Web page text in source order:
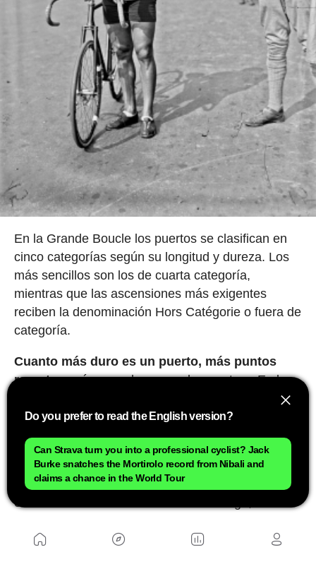
En la Grande Boucle los puertos se clasifican en
cinco categorías según su longitud y dureza. Los
más sencillos son los de cuarta categoría,
mientras que las ascensiones más exigentes
reciben la denominación Hors Catégorie o fuera de
categoría.
Cuanto más duro es un puerto, más puntos
repartey más corredores pueden puntuar. En las
ciclistas en coronar reciben puntos, mientras que
en los puertos de cuarta categoría únicamente
puntúa el primero.
Entre 1905 y 1932 el Tour distinguía al mejor
escalador de forma oficiosa. Sin embargo, no fue
oficial de la montaña y hasta 1975 cuando
Do you prefer to read the English version?
Can Strava turn you into a professional cyclist? Jack
Burke snatches the Mortirolo record from Nibali and
claims a chance in the World Tour